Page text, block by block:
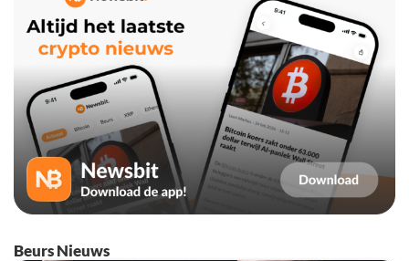
Beurs Nieuws